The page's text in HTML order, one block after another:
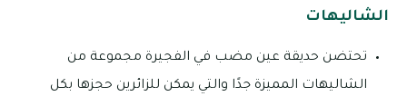
الشاليهات
تحتضن حديقة عين مضب في الفجيرة مجموعة من
الشاليهات المميزة جدًا والتي يمكن للزائرين حجزها بكل